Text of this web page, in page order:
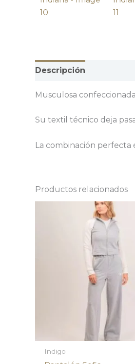
Descripción
Musculosa
Su textil técnico deja
La combinación
Productos relacionados
Indigo